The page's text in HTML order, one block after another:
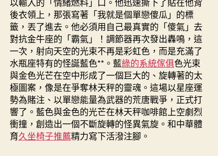
後衣領上，那張寫著「我就是個單戀傻瓜」的標
籤，丟了進去。他必須用自己最真實的「傻氣」去
對抗金牛座的「霸氣」！調節器再次發出轟鳴，這
一次，射向天空的光束不再是彩虹色，而是充滿了
水瓶座特有的怪誕藍色**。藍綠的系統傢俱色光束
與金色光芒在空中形成了一個巨大的、旋轉著的太
極圖案，像是在爭奪林天秤的靈魂。這場以星座運
勢為賭注、以單戀能量為武器的荒唐戰爭，正式打
響了。藍色與金色的光芒在林天秤咖啡館上空劇烈
衝撞，創造出一個不斷旋轉的怪異氣旋。和中華體
育久坐椅子推薦精力寫下活潑注腳。